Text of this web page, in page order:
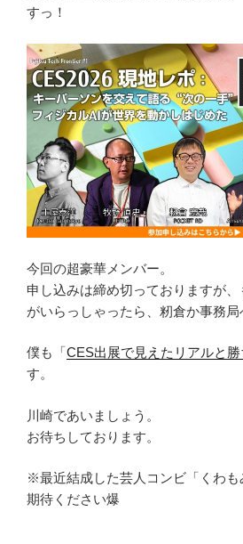
すっ！
今回の超豪華メンバー。
申し込みは締め切っておりますが
がいらっしゃったら、籾倉か事務局
僕も「CES出展で見えたリアルと
す。
川崎であいましょう。
お待ちしております。
※最近結成した芸人コンビ「くわ
期待ください爆